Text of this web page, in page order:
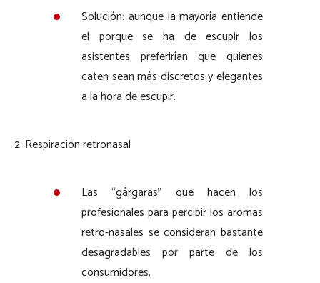
Solución: aunque la mayoría entiende
el porque se ha de escupir los
asistentes preferirían que quienes
caten sean más discretos y elegantes
a la hora de escupir.
2. Respiración retronasal
Las “gárgaras” que hacen los
profesionales para percibir los aromas
retro-nasales se consideran bastante
desagradables por parte de los
consumidores.